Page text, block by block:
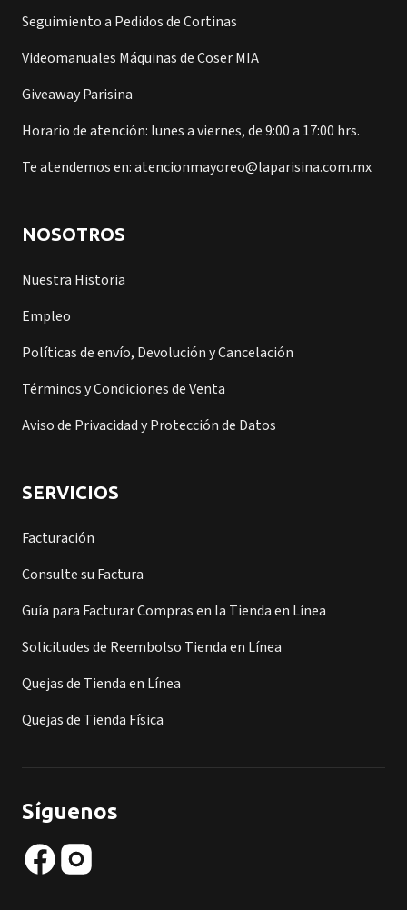
Seguimiento a Pedidos de Cortinas
Videomanuales Máquinas de Coser MIA
Giveaway Parisina
Horario de atención: lunes a viernes, de 9:00 a 17:00 hrs.
Te atendemos en: atencionmayoreo@laparisina.com.mx
NOSOTROS
Nuestra Historia
Empleo
Políticas de envío, Devolución y Cancelación
Términos y Condiciones de Venta
Aviso de Privacidad y Protección de Datos
SERVICIOS
Facturación
Consulte su Factura
Guía para Facturar Compras en la Tienda en Línea
Solicitudes de Reembolso Tienda en Línea
Quejas de Tienda en Línea
Quejas de Tienda Física
Síguenos